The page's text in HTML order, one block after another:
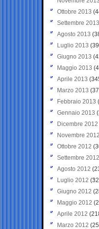
Ottobre 2013
Settembre 2013
Agosto 2013
Luglio 2013
Giugno 2013
Maggio 2013
Aprile 2013
Marzo 2013
Febbraio 2013
Gennaio 2013
Dicembre 2012
Novembre 2012
Ottobre 2012
Settembre 2012
Agosto 2012
Luglio 2012
Giugno 2012
Maggio 2012
Aprile 2012
Marzo 2012